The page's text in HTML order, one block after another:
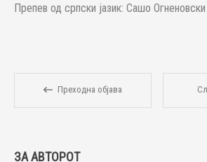
Препев од српски јазик: Сашо Огненовски
Преходна објава
ЗА АВТОРОТ